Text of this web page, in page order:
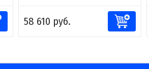
58 610 руб.